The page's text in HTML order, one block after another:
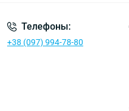
Телефоны:
+38 (097) 994-78-80